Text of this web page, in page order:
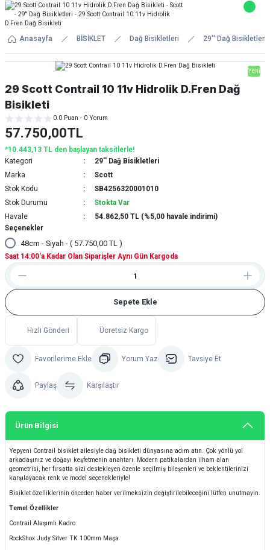
Anasayfa BİSİKLET Dağ Bisikletleri 29'' Dağ Bisikletleri
Yeni
29 Scott Contrail 10 11v Hidrolik D.Fren Dağ
Bisikleti
0.0 Puan - 0 Yorum
57.750,00TL
*10.443,13 TL den başlayan taksitlerle!
Kategori
29'' Dağ Bisikletleri
Marka
Scott
Stok Kodu
SB4256320001010
Stok Durumu
Stokta Var
Havale
54.862,50 TL (%5,00 havale indirimi)
Saat 14:00'a Kadar Olan Siparişler Aynı Gün Kargoda
Seçenekler
48cm - Siyah - ( 57.750,00 TL )
Sepete Ekle
Hızlı Gönderi Ücretsiz Kargo
Yorum Yaz Tavsiye Et
Paylaş Karşılaştır
Ürün Bilgisi
Yepyeni Contrail bisiklet ailesiyle dağ bisikleti dünyasına adım atın. Çok yönlü yol
arkadaşınız ve doğayı keşfetmenin anahtarı. Modern patikalardan ilham alan
geometrisi, her fırsatta sizi destekleyen özenle seçilmiş bileşenleri ve beklentilerinizi
karşılayacak renk ve model seçenekleriyle!
Bisiklet özelliklerinin önceden haber verilmeksizin değiştirilebileceğini lütfen unutmayın.
Temel Özellikler
Contrail Alaşımlı Kadro
RockShox Judy Silver TK 100mm Maşa